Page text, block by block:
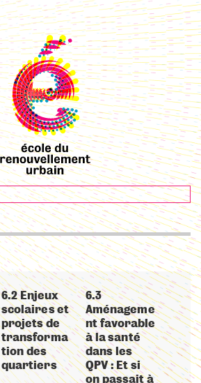
6.2 Enjeux
scolaires et
projets de
transforma
tion des
quartiers
6.3
Aménageme
nt favorable
à la santé
dans les
QPV : Et si
on passait à